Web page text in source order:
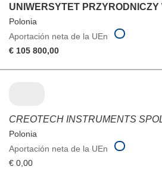
UNIWERSYTET PRZYRODNICZY
Polonia
Aportación neta de la UEn
€ 105 800,00
CREOTECH INSTRUMENTS
Polonia
Aportación neta de la UEn
€ 0,00